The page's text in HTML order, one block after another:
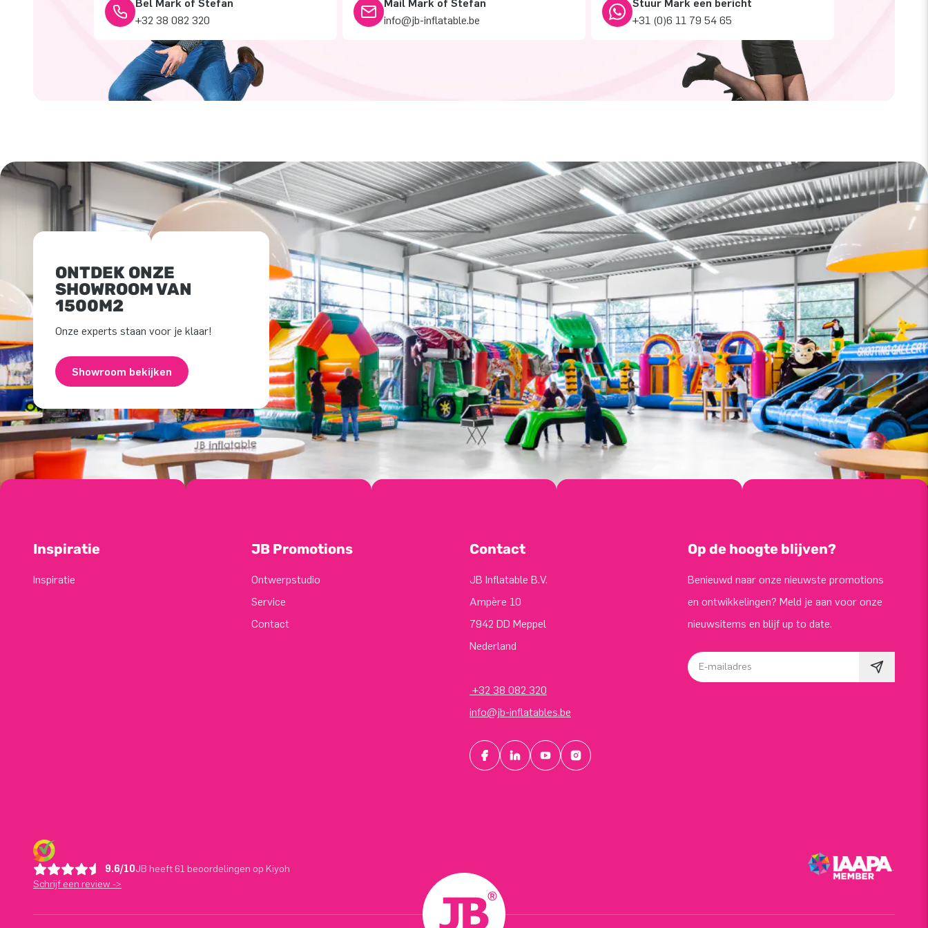
Bel Mark of Stefan
+32 38 082 320
Mail Mark of Stefan
info@jb-inflatable.be
Stuur Mark een bericht
+31 (0)6 11 79 54 65
ONTDEK ONZE
SHOWROOM VAN
1500M2
Onze experts staan voor je klaar!
Showroom bekijken
Inspiratie
Inspiratie
JB Promotions
Ontwerpstudio
Service
Contact
Contact
JB Inflatable B.V.
Ampère 10
7942 DD Meppel
Nederland
+32 38 082 320
info@jb-inflatables.be
Op de hoogte blijven?
Benieuwd naar onze nieuwste promotions
en ontwikkelingen? Meld je aan voor onze
nieuwsitems en blijf up to date.
E-mailadres
9.6/10JB heeft 61 beoordelingen op Kiyoh
Schrijf een review ->